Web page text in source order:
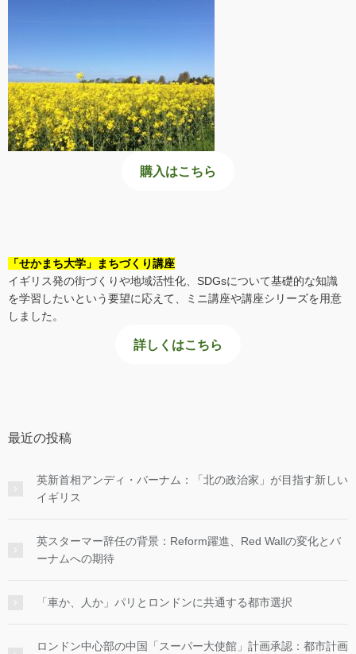
購入はこちら
「せかまち大学」まちづくり講座
イギリス発の街づくりや地域活性化、SDGsについて基礎的な知識
を学習したいという要望に応えて、ミニ講座や講座シリーズを用意
しました。
詳しくはこちら
最近の投稿
英新首相アンディ・バーナム：「北の政治家」が目指す新しい
イギリス
英スターマー辞任の背景：Reform躍進、Red Wallの変化とバ
ーナムへの期待
「車か、人か」パリとロンドンに共通する都市選択
ロンドン中心部の中国「スーパー大使館」計画承認：都市計画